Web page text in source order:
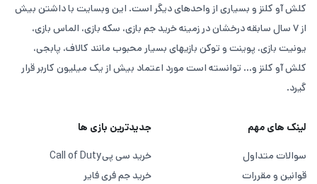
لذت‌ بخش از خرید CP را برای شما فراهم می‌ کند.
ارزان ترین قیمت سی پی امروز در ایران موجو با 159000تومان
کاملا فوری به فروش می رسد، این محصول بدون هیچ کار مزدی
با تخفیف برای شما ارائه می شود این فرصت را از دست ندهید!
کاربرد سی پی در بازی کالاف دیوتی موبایل
کلش آو کلنز و بسیاری از واحدهای دیگر است. این وبسایت با داشتن بیش
از ۷ سال سابقه درخشان در زمینه خرید جم بازی، سکه بازی، الماس بازی،
یونیت بازی، پوینت و توکن بازیهای بسیار محبوب مانند کالاف، پابجی،
کلش آو کلنز و... توانسته است مورد اعتماد بیش از یک میلیون کاربر قرار
گیرد.
لینک های مهم
سوالات متداول
قوانین و مقررات
جدیدترین بازی ها
خرید سی پیCall of Duty
خرید جم فری فایر